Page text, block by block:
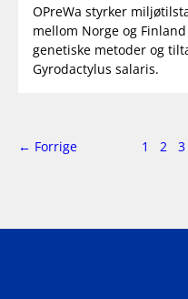
OPreWa styrker
mellom Norge og
genetiske metoder og
Gyrodactylus salaris.
← Forrigeside 1 2 3